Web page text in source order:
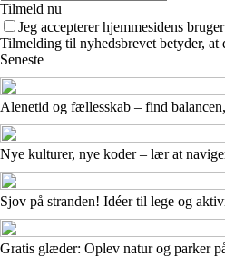
Tilmeld nu
Jeg accepterer hjemmesidens
Tilmelding til nyhedsbrevet betyder,
Seneste
Alenetid og fællesskab – find
Nye kulturer, nye koder – lær at
Sjov på stranden! Idéer til lege og
Gratis glæder: Oplev natur og parker